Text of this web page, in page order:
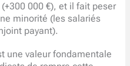
000 €), et il fait peser
minorité (les salariés
payant).
une valeur fondamentale